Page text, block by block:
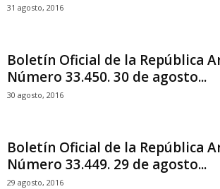
31 agosto, 2016
Boletín Oficial de la República
Número 33.450. 30 de agosto...
30 agosto, 2016
Boletín Oficial de la República
Número 33.449. 29 de agosto...
29 agosto, 2016